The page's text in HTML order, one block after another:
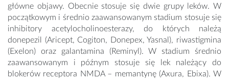
główne objawy. Obecnie stosuje się dwie grupy leków. W
początkowym i średnio zaawansowanym stadium stosuje się
inhibitory acetylocholinoesterazy, do których należą
donepezil (Aricept, Cogiton, Donepex, Yasnal), riwastigmina
(Exelon) oraz galantamina (Reminyl). W stadium średnio
zaawansowanym i późnym stosuje się lek należący do
blokerów receptora NMDA – memantynę (Axura, Ebixa). W